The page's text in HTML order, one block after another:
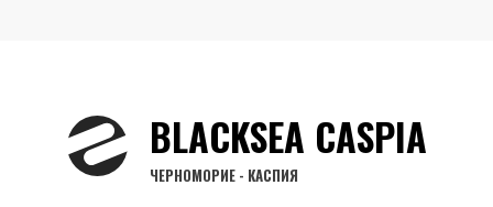
BLACKSEA CASPIA
ЧЕРНОМОРИЕ - КАСПИЯ